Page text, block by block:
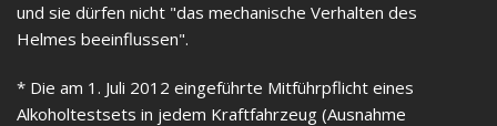
und sie dürfen nicht "das mechanische Verhalten des
Helmes beeinflussen".
* Die am 1. Juli 2012 eingeführte Mitführpflicht eines
Alkoholtestsets in jedem Kraftfahrzeug (Ausnahme